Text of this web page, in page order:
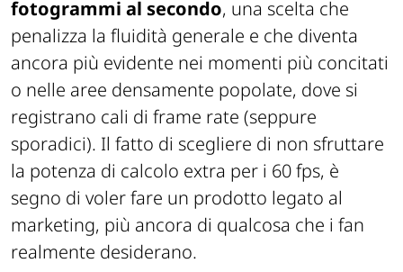
fotogrammi al secondo, una scelta che
penalizza la fluidità generale e che diventa
ancora più evidente nei momenti più concitati
o nelle aree densamente popolate, dove si
registrano cali di frame rate (seppure
sporadici). Il fatto di scegliere di non sfruttare
la potenza di calcolo extra per i 60 fps, è
segno di voler fare un prodotto legato al
marketing, più ancora di qualcosa che i fan
realmente desiderano.